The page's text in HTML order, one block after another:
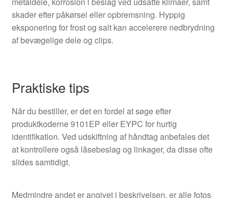
skader efter påkørsel eller opbremsning. Hyppig
eksponering for frost og salt kan accelerere nedbrydning
af bevægelige dele og clips.
Praktiske tips
Når du bestiller, er det en fordel at søge efter
produktkoderne 9101EP eller EYPC for hurtig
identifikation. Ved udskiftning af håndtag anbefales det
at kontrollere også låsebeslag og linkager, da disse ofte
slides samtidigt.
Medmindre andet er angivet i beskrivelsen, er alle fotos